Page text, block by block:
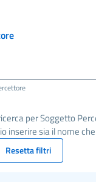
per Soggetto
inserire sia il nome
Resetta filtri